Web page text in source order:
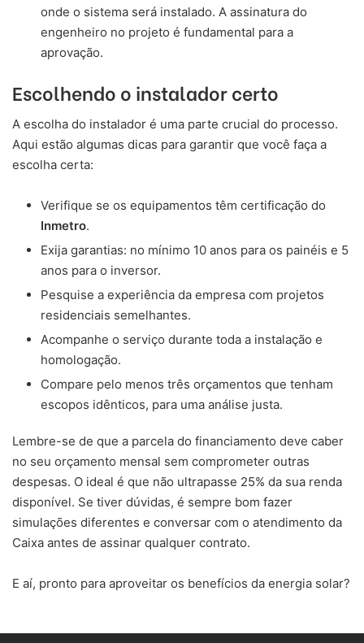
onde o sistema será instalado. A assinatura do
engenheiro no projeto é fundamental para a
aprovação.
Escolhendo o instalador certo
A escolha do instalador é uma parte crucial do processo.
Aqui estão algumas dicas para garantir que você faça a
escolha certa:
Verifique se os equipamentos têm certificação do
Inmetro.
Exija garantias: no mínimo 10 anos para os painéis e 5
anos para o inversor.
Pesquise a experiência da empresa com projetos
residenciais semelhantes.
Acompanhe o serviço durante toda a instalação e
homologação.
Compare pelo menos três orçamentos que tenham
escopos idênticos, para uma análise justa.
Lembre-se de que a parcela do financiamento deve caber
no seu orçamento mensal sem comprometer outras
despesas. O ideal é que não ultrapasse 25% da sua renda
disponível. Se tiver dúvidas, é sempre bom fazer
simulações diferentes e conversar com o atendimento da
Caixa antes de assinar qualquer contrato.
E aí, pronto para aproveitar os benefícios da energia solar?